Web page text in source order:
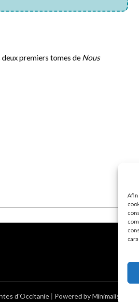
Afin
deux premiers tomes de Nous
d'Occitanie | Powered byMinimalist Blog